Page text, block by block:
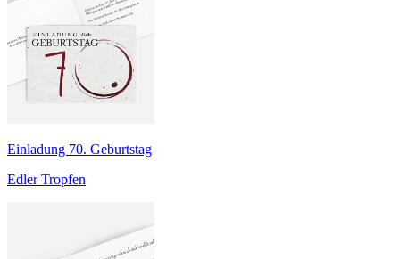
Einladung 70. Geburtstag
Edler Tropfen